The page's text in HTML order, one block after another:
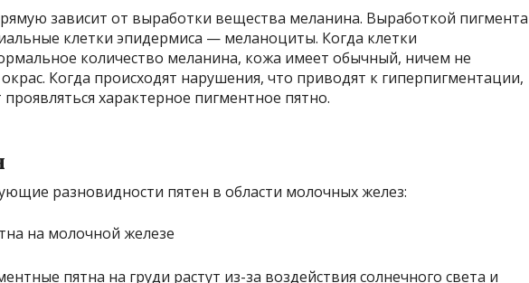
зависит от выработки вещества меланина. Выработкой пигмента
клетки эпидермиса — меланоциты. Когда клетки
количество меланина, кожа имеет обычный, ничем не
Когда происходят нарушения, что приводят к гиперпигментации,
характерное пигментное пятно.
разновидности пятен в области молочных желез:
пятна на груди растут из-за воздействия солнечного света и